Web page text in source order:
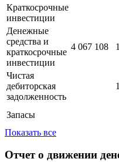
Краткосрочные
инвестиции
Денежные
средства и
краткосрочные
инвестиции
4 067 108
Чистая
дебиторская
задолженность
Запасы
Показать все
Отчет о движении